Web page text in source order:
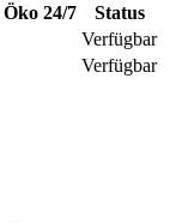
Öko 24/7
Status
Verfügbar
Verfügbar